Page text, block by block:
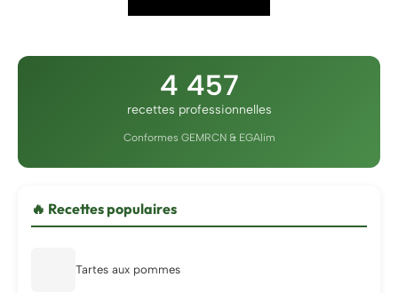
4 457
recettes professionnelles
Conformes GEMRCN & EGAlim
🔥 Recettes populaires
Tartes aux pommes